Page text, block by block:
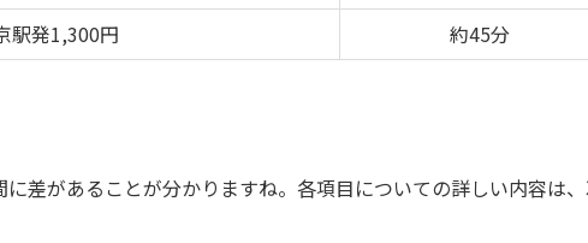
駅発1,300円 約45分
差があることが分かりますね。各項目についての詳しい内容は